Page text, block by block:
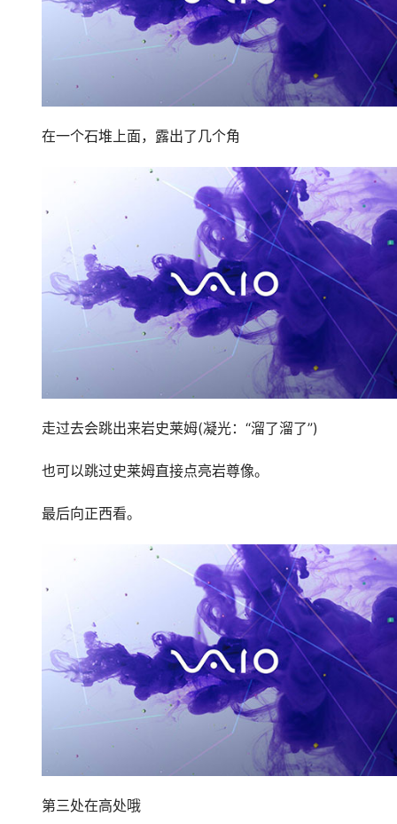
在一个石堆上面，露出了几个角
走过去会跳出来岩史莱姆(凝光：“溜了溜了”)
也可以跳过史莱姆直接点亮岩尊像。
最后向正西看。